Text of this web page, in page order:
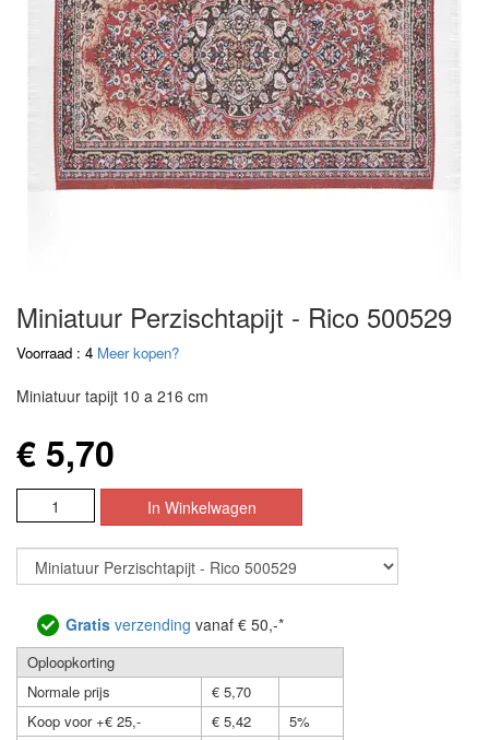
Miniatuur Perzischtapijt - Rico 500529
Voorraad : 4 Meer kopen?
Miniatuur tapijt 10 a 216 cm
€ 5,70
Gratis verzending vanaf € 50,-*
Oploopkorting
Normale prijs
€ 5,70
Koop voor +€ 25,-
€ 5,42
5%